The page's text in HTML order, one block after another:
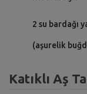
2 su bardağı
(aşurelik
Katıklı Aş